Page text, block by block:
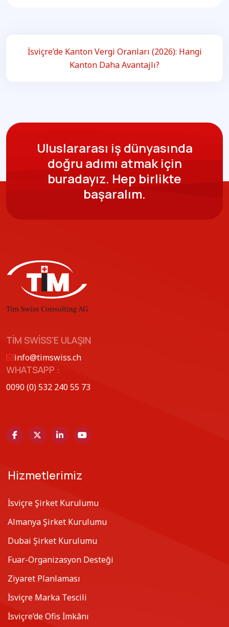
İsviçre’de Kanton Vergi Oranları (2026): Hangi
Kanton Daha Avantajlı?
Uluslararası iş dünyasında
doğru adımı atmak için
buradayız. Hep birlikte
başaralım.
TIM SWISS'E ULAŞIN
info@timswiss.ch
WHATSAPP :
0090 (0) 532 240 55 73
Hizmetlerimiz
İsviçre Şirket Kurulumu
Almanya Şirket Kurulumu
Dubai Şirket Kurulumu
Fuar-Organizasyon Desteği
Ziyaret Planlaması
İsviçre Marka Tescili
İsviçre’de Ofis İmkânı